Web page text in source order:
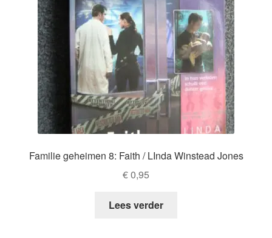
Familie geheimen 8: Faith / LInda Winstead Jones
€0,95
Lees verder